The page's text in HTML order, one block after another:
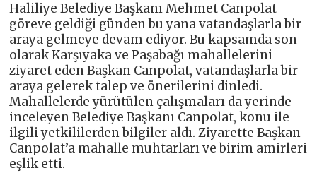
Haliliye Belediye Başkanı Mehmet Canpolat
göreve geldiği günden bu yana vatandaşlarla bir
araya gelmeye devam ediyor. Bu kapsamda son
olarak Karşıyaka ve Paşabağı mahallelerini
ziyaret eden Başkan Canpolat, vatandaşlarla bir
araya gelerek talep ve önerilerini dinledi.
Mahallelerde yürütülen çalışmaları da yerinde
inceleyen Belediye Başkanı Canpolat, konu ile
ilgili yetkililerden bilgiler aldı. Ziyarette Başkan
Canpolat’a mahalle muhtarları ve birim amirleri
eşlik etti.